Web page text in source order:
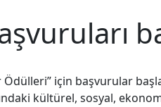
için başvurular
kültürel, sosyal,